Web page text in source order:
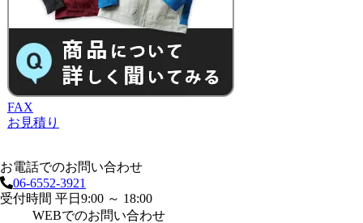
FAX
お見積り
お電話でのお問い合わせ
06-6552-3921
受付時間 平日9:00 ～ 18:00
WEBでのお問い合わせ